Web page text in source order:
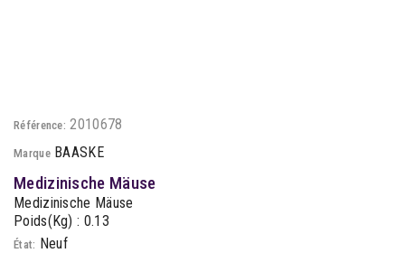
Référence: 2010678
Marque BAASKE
Medizinische Mäuse
Medizinische Mäuse
Poids(Kg) : 0.13
État: Neuf